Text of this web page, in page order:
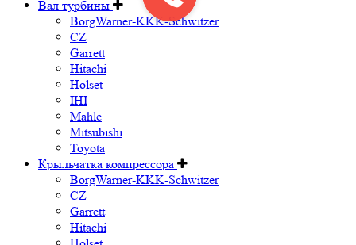
Вал турбины
BorgWarner-KKK-Schwitzer
CZ
Garrett
Hitachi
Holset
IHI
Mahle
Mitsubishi
Toyota
Крыльчатка компрессора
BorgWarner-KKK-Schwitzer
CZ
Garrett
Hitachi